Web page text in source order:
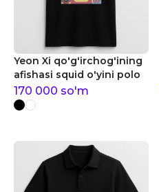
Yeon Xi qo'g'irchog'ining
afishasi squid o'yini polo
170 000 so'm